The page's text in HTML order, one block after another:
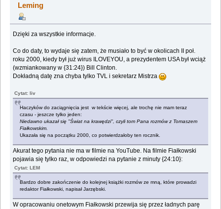
Leming
Dzięki za wszystkie informacje.
Co do daty, to wydaje się zatem, że musiało to być w okolicach II poł.
roku 2000, kiedy był już wirus ILOVEYOU, a prezydentem USA był wciąż
(wzmiankowany w {31:24}) Bill Clinton.
Dokładną datę zna chyba tylko TVL i sekretarz Mistrza
Cytat: liv
Haczyków do zaciągnięcia jest w tekście więcej, ale trochę nie mam teraz
czasu - jeszcze tylko jeden:
Niedawno ukazał się "Świat na krawędzi", czyli tom Pana rozmów z Tomaszem
Fiałkowskim.
Ukazała się na początku 2000, co potwierdzałoby ten rocznik.
Akurat tego pytania nie ma w filmie na YouTube. Na filmie Fiałkowski
pojawia się tylko raz, w odpowiedzi na pytanie z minuty {24:10}:
Cytat: LEM
Bardzo dobre zakończenie do kolejnej książki rozmów ze mną, które prowadzi
redaktor Fiałkowski, napisał Jarzębski.
W opracowaniu onetowym Fiałkowski przewija się przez ładnych parę